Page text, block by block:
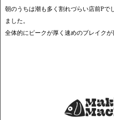
朝のうちは潮も多く割れづらい店前Pで
ました。
全体的にピークが厚く速めのブレイクが